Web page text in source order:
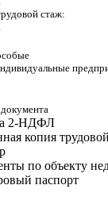
стаж:
2-НДФЛ
копия
по объекту
паспорт